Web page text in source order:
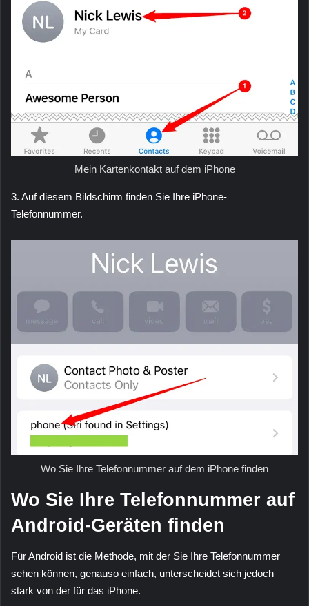
Mein Kartenkontakt auf dem iPhone
3. Auf diesem Bildschirm finden Sie Ihre iPhone-
Telefonnummer.
Wo Sie Ihre Telefonnummer auf dem iPhone finden
Wo Sie Ihre Telefonnummer auf
Android-Geräten finden
Für Android ist die Methode, mit der Sie Ihre Telefonnummer
sehen können, genauso einfach, unterscheidet sich jedoch
stark von der für das iPhone.